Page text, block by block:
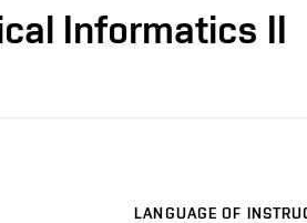
Informatics II
LANGUAGE OF